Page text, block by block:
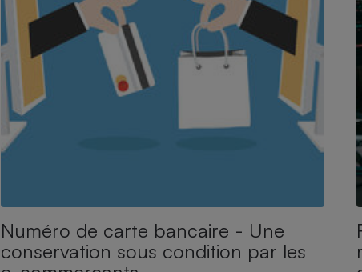
Numéro de carte bancaire - Une
conservation sous condition par les